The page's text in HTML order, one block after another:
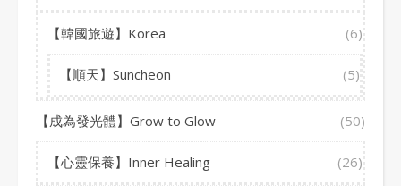
【韓國旅遊】Korea (6)
【順天】Suncheon (5)
【成為發光體】Grow to Glow (50)
【心靈保養】Inner Healing (26)